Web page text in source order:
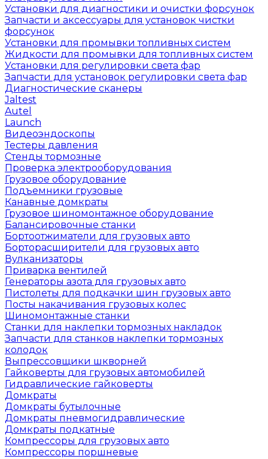
Установки для диагностики и очистки форсунок
Запчасти и аксессуары для установок чистки
форсунок
Установки для промывки топливных систем
Жидкости для промывки для топливных систем
Установки для регулировки света фар
Запчасти для установок регулировки света фар
Диагностические сканеры
Jaltest
Autel
Launch
Видеоэндоскопы
Тестеры давления
Стенды тормозные
Проверка электрооборудования
Грузовое оборудование
Подъемники грузовые
Канавные домкраты
Грузовое шиномонтажное оборудование
Балансировочные станки
Бортоотжиматели для грузовых авто
Борторасширители для грузовых авто
Вулканизаторы
Приварка вентилей
Генераторы азота для грузовых авто
Пистолеты для подкачки шин грузовых авто
Посты накачивания грузовых колес
Шиномонтажные станки
Станки для наклепки тормозных накладок
Запчасти для станков наклепки тормозных
колодок
Выпрессовщики шкворней
Гайковерты для грузовых автомобилей
Гидравлические гайковерты
Домкраты
Домкраты бутылочные
Домкраты пневмогидравлические
Домкраты подкатные
Компрессоры для грузовых авто
Компрессоры поршневые